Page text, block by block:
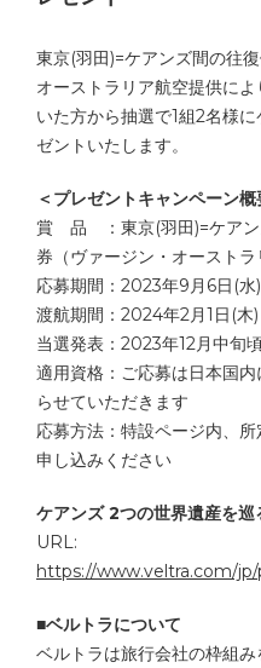
東京(羽田)=ケアンズ間の往
オーストラリア航空提供に
いた方から抽選で1組2名様
ゼントいたします。
＜プレゼントキャンペーン概
賞 品 ：東京(羽田)=ケアン
券（ヴァージン・オーストラ
応募期間：2023年9月6日(水
渡航期間：2024年2月1日(木
当選発表：2023年12月中旬
適用資格：ご応募は日本国
らせていただきます
応募方法：特設ページ内、
申し込みください
ケアンズ 2つの世界遺産を巡
URL:
https://www.veltra.com/
■ベルトラについて
ベルトラは旅行会社の枠組